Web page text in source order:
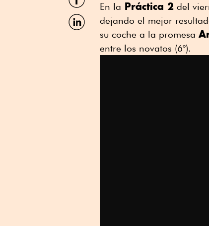
por
Facebook
Compartir
por
En la Práctica 2 del
dejando el mejor
su coche a la promesa
entre los novatos (6°).